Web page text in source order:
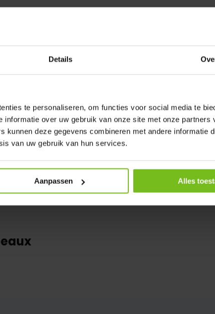
Details
te personaliseren, om functies voor social media te
informatie over uw gebruik van onze site met onze partners
kunnen deze gegevens combineren met andere informatie
van uw gebruik van hun services.
Aanpassen Alles
de ca et